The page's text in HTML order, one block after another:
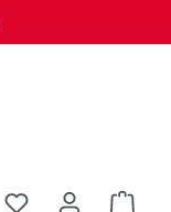
Du hast 0